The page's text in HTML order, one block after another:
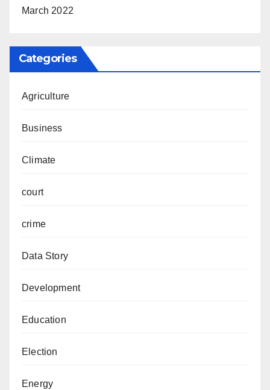
March 2022
Categories
Agriculture
Business
Climate
court
crime
Data Story
Development
Education
Election
Energy